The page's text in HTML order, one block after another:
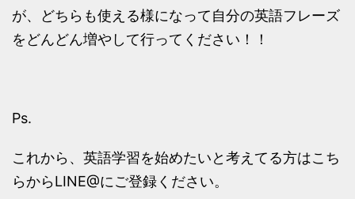
が、どちらも使える様になって自分の英語フレーズ
をどんどん増やして行ってください！！
Ps.
これから、英語学習を始めたいと考えてる方はこち
らからLINE@にご登録ください。